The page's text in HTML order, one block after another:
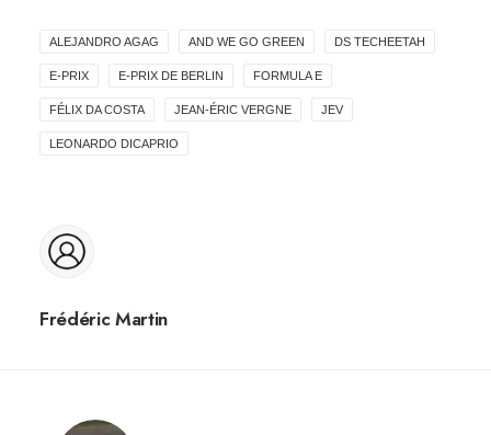
ALEJANDRO AGAG AND WE GO GREEN DS TECHEETAH
E-PRIX E-PRIX DE BERLIN FORMULA E
FÉLIX DA COSTA JEAN-ÉRIC VERGNE JEV
LEONARDO DICAPRIO
Frédéric Martin